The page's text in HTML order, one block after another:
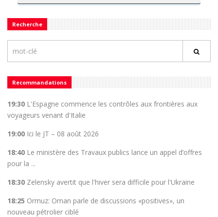
Recherche
Recommandations
19:30 L'Espagne commence les contrôles aux frontières aux
voyageurs venant d'Italie
19:00 Ici le JT – 08 août 2026
18:40 Le ministère des Travaux publics lance un appel d’offres
pour la ...
18:30 Zelensky avertit que l'hiver sera difficile pour l'Ukraine
18:25 Ormuz: Oman parle de discussions «positives», un
nouveau pétrolier ciblé